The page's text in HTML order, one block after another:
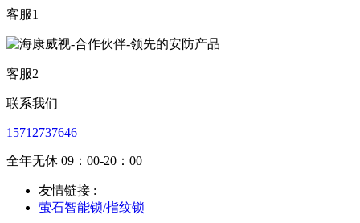
客服1
客服2
联系我们
15712737646
全年无休 09：00-20：00
友情链接 :
萤石智能锁/指纹锁